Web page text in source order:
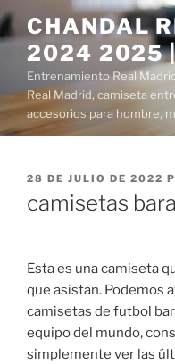
Saltar
al
contenido
CHANDAL
2024 2025 |
Entrenamiento Real
Real Madrid, camiseta
accesorios para hombre,
PUBLICADO
28 DE JULIO DE 2022
camisetas
Esta es una camiseta
que asistan. Podemos
camisetas de futbol
equipo del mundo,
simplemente ver las